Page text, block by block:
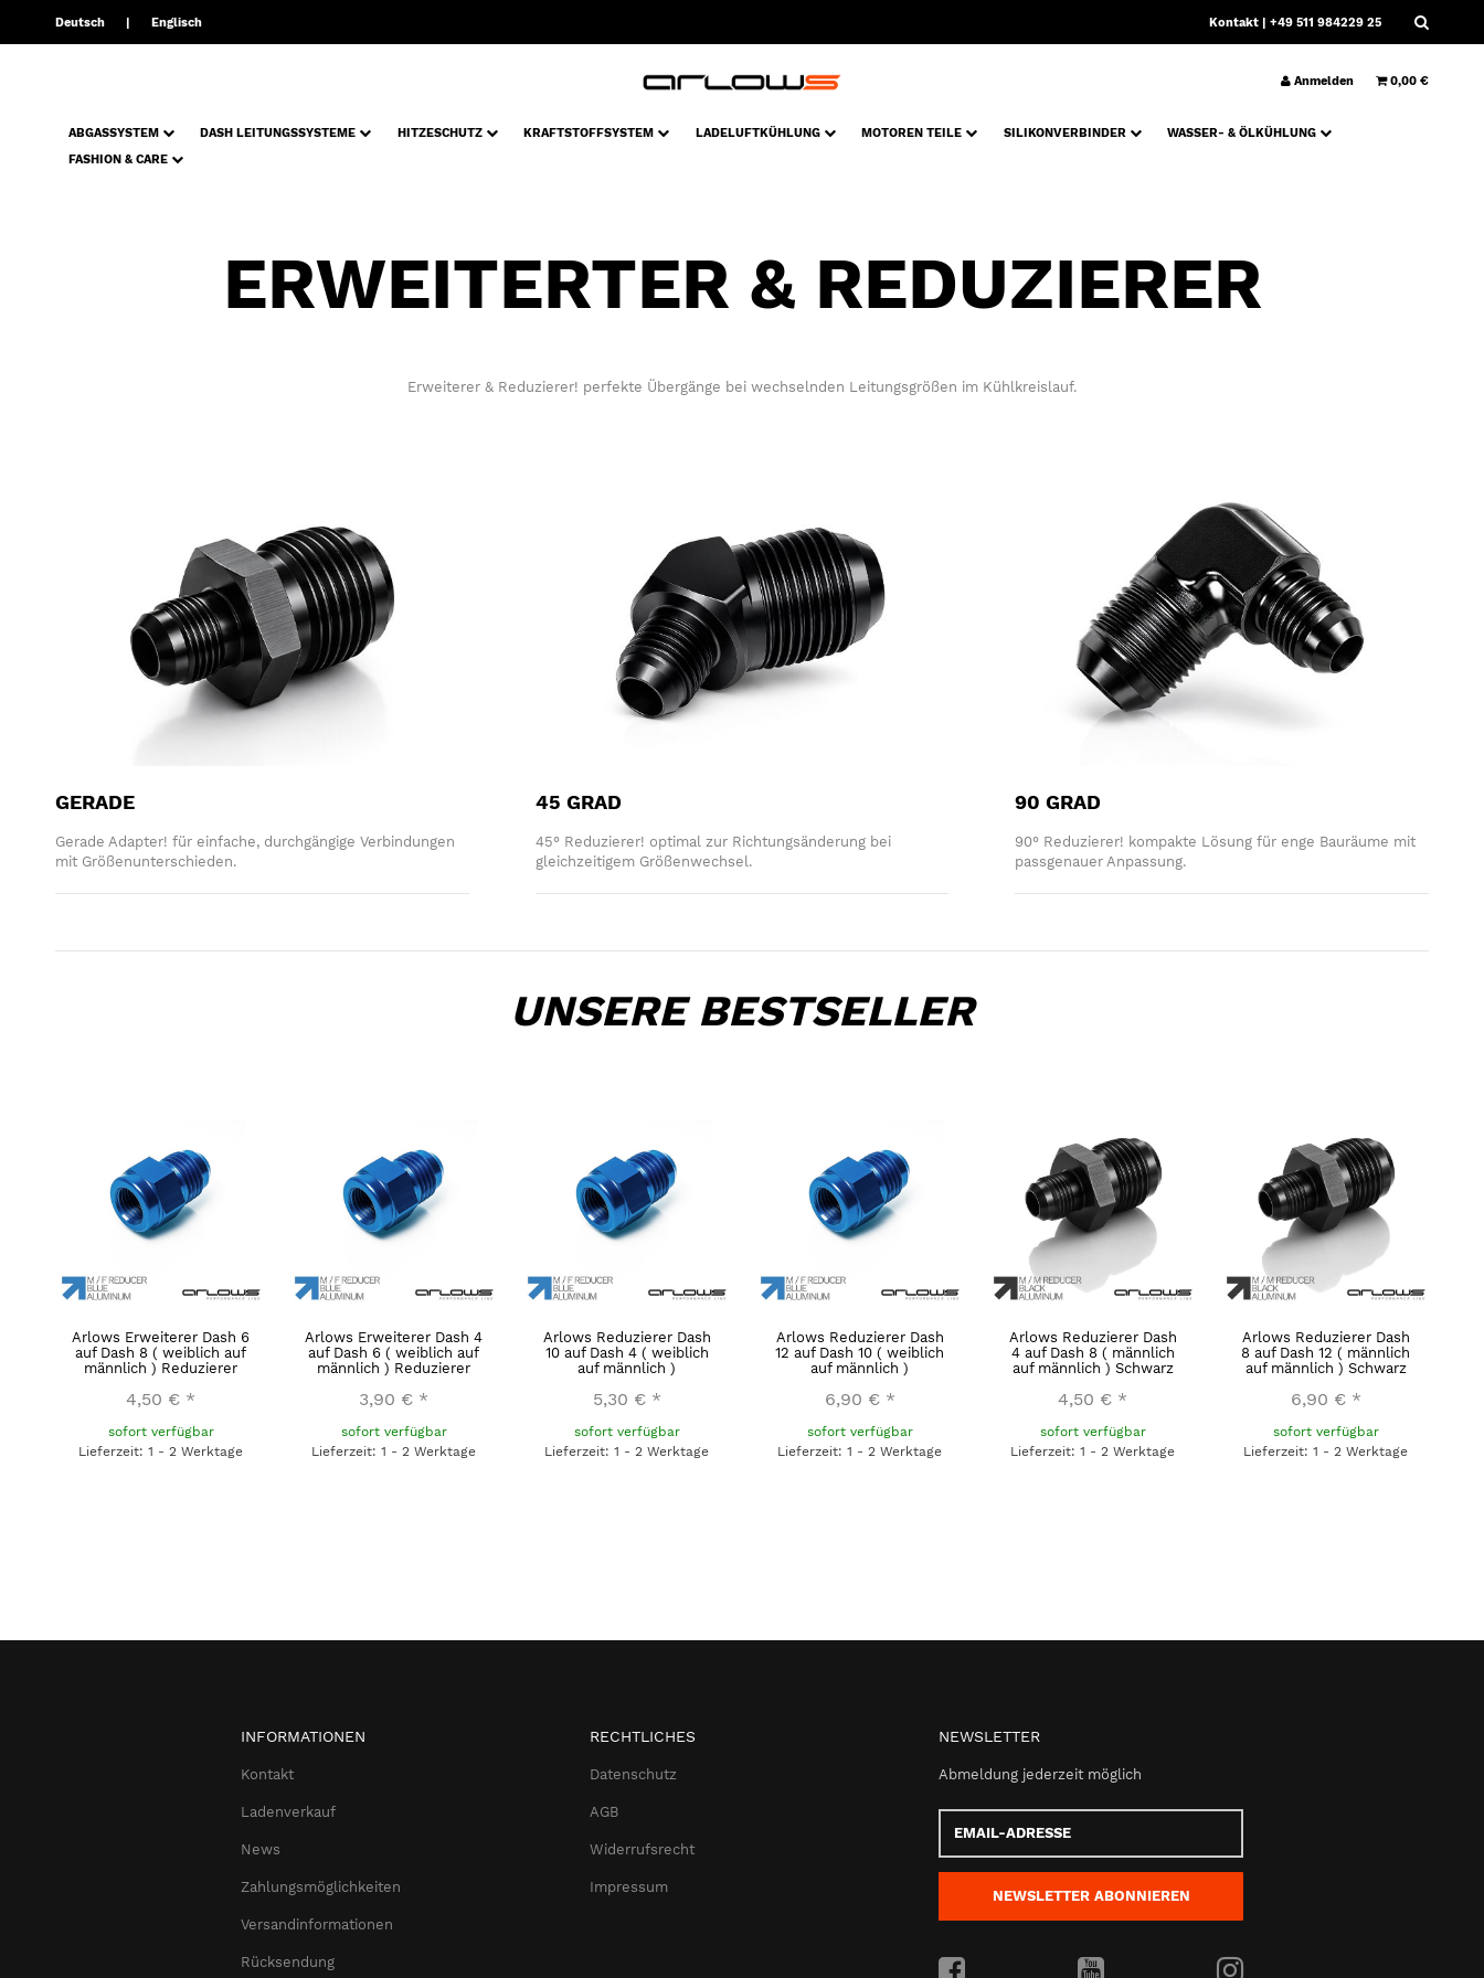
Deutsch Englisch Kontakt | +49 511 984229 25
Anmelden 0,00 €
ABGASSYSTEM DASH LEITUNGSSYSTEME HITZESCHUTZ KRAFTSTOFFSYSTEM LADELUFTKÜHLUNG MOTOREN TEILE SILIKONVERBINDER
WASSER- & ÖLKÜHLUNG
FASHION & CARE
ERWEITERTER & REDUZIERER
Erweiterer & Reduzierer! perfekte Übergänge bei wechselnden Leitungsgrößen im Kühlkreislauf.
GERADE
Gerade Adapter! für einfache, durchgängige Verbindungen
mit Größenunterschieden.
45 GRAD
45° Reduzierer! optimal zur Richtungsänderung bei
gleichzeitigem Größenwechsel.
90 GRAD
90° Reduzierer! kompakte Lösung für enge Bauräume mit
passgenauer Anpassung.
UNSERE BESTSELLER
Arlows Erweiterer Dash 6
auf Dash 8 ( weiblich auf
männlich ) Reduzierer
4,50 € *
sofort verfügbar
Lieferzeit: 1 - 2 Werktage
Arlows Erweiterer Dash 4
auf Dash 6 ( weiblich auf
männlich ) Reduzierer
3,90 € *
sofort verfügbar
Lieferzeit: 1 - 2 Werktage
Arlows Reduzierer Dash
10 auf Dash 4 ( weiblich
auf männlich )
5,30 € *
sofort verfügbar
Lieferzeit: 1 - 2 Werktage
Arlows Reduzierer Dash
12 auf Dash 10 ( weiblich
auf männlich )
6,90 € *
sofort verfügbar
Lieferzeit: 1 - 2 Werktage
Arlows Reduzierer Dash
4 auf Dash 8 ( männlich
auf männlich ) Schwarz
4,50 € *
sofort verfügbar
Lieferzeit: 1 - 2 Werktage
Arlows Reduzierer Dash
8 auf Dash 12 ( männlich
auf männlich ) Schwarz
6,90 € *
sofort verfügbar
Lieferzeit: 1 - 2 Werktage
INFORMATIONEN
Kontakt
Ladenverkauf
News
Zahlungsmöglichkeiten
Versandinformationen
Rücksendung
RECHTLICHES
Datenschutz
AGB
Widerrufsrecht
Impressum
NEWSLETTER
Abmeldung jederzeit möglich
Email-
Adresse
NEWSLETTER ABONNIEREN